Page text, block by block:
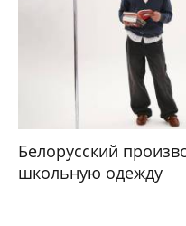
Белорусский
школьную одежду